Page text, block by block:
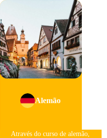
Alemão
Através do curso de alemão,